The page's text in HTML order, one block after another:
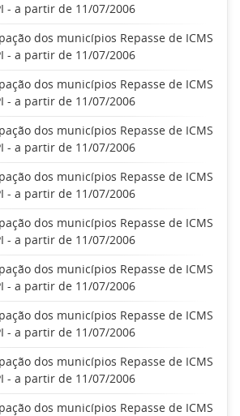
- a partir de 11/07/2006
dos municípios Repasse de ICMS
- a partir de 11/07/2006
dos municípios Repasse de ICMS
- a partir de 11/07/2006
dos municípios Repasse de ICMS
- a partir de 11/07/2006
dos municípios Repasse de ICMS
- a partir de 11/07/2006
dos municípios Repasse de ICMS
- a partir de 11/07/2006
dos municípios Repasse de ICMS
- a partir de 11/07/2006
dos municípios Repasse de ICMS
- a partir de 11/07/2006
dos municípios Repasse de ICMS
- a partir de 11/07/2006
dos municípios Repasse de ICMS